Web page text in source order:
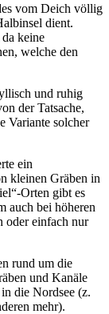
vom Deich völlig
dient.
keine
welche den
und ruhig
der Tatsache,
Variante solcher
ein
kleinen Gräben in
Orten gibt es
auch bei höheren
oder einfach nur
rund um die
und Kanäle
die Nordsee (z.
mehr).